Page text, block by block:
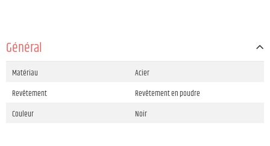
Général
Matériau
Acier
Revêtement
Revêtement en poudre
Couleur
Noir